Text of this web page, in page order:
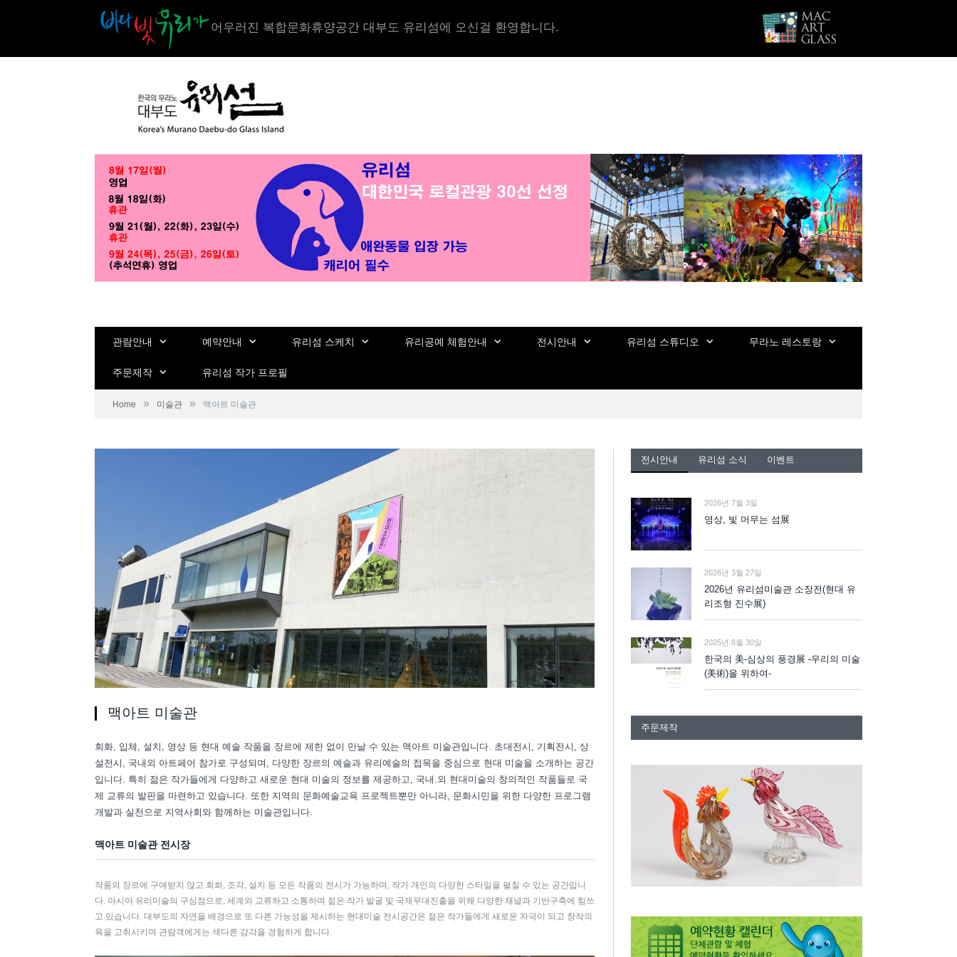
어우러진 복합문화휴양공간 대부도 유리섬에 오신걸 환영합니다.
관람안내 예약안내 유리섬 스케치 유리공예 체험안내 전시안내 유리섬 스튜디오 무라노 레스토랑
주문제작 유리섬 작가 프로필
Home » 미술관 » 맥아트 미술관
맥아트 미술관
회화, 입체, 설치, 영상 등 현대 예술 작품을 장르에 제한 없이 만날 수 있는 맥아트 미술관입니다. 초대전시, 기획전시, 상
설전시, 국내외 아트페어 참가로 구성되며, 다양한 장르의 예술과 유리예술의 접목을 중심으로 현대 미술을 소개하는 공간
입니다. 특히 젊은 작가들에게 다양하고 새로운 현대 미술의 정보를 제공하고, 국내.외 현대미술의 창의적인 작품들로 국
제 교류의 발판을 마련하고 있습니다. 또한 지역의 문화예술교육 프로젝트뿐만 아니라, 문화시민을 위한 다양한 프로그램
개발과 실천으로 지역사회와 함께하는 미술관입니다.
맥아트 미술관 전시장
작품의 장르에 구애받지 않고 회화, 조각, 설치 등 모든 작품의 전시가 가능하며, 작가 개인의 다양한 스타일을 펼칠 수 있는 공간입니
다. 아시아 유리미술의 구심점으로, 세계와 교류하고 소통하며 젊은 작가 발굴 및 국제무대진출을 위해 다양한 채널과 기반구축에 힘쓰
고 있습니다. 대부도의 자연을 배경으로 또 다른 가능성을 제시하는 현대미술 전시공간은 젊은 작가들에게 새로운 자극이 되고 창작의
욕을 고취시키며 관람객에게는 색다른 감각을 경험하게 합니다.
전시안내 유리섬 소식 이벤트
2026년 7월 3일
영상, 빛 머무는 섬展
2026년 3월 27일
2026년 유리섬미술관 소장전(현대 유
리조형 진수展)
2025년 8월 30일
한국의 美-심상의 풍경展 -우리의 미술
(美術)을 위하여-
주문제작